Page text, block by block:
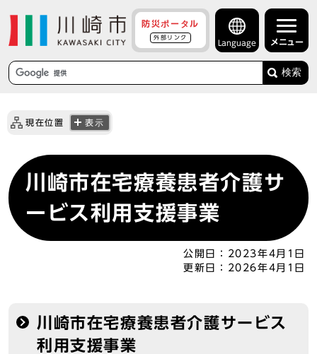
防災ポータル
外部リンク
Language メニュー
検索
現在位置 表示
川崎市在宅療養患者介護サ
ービス利用支援事業
公開日：
2023年4月1日
更新日：
2026年4月1日
川崎市在宅療養患者介護サービス
利用支援事業